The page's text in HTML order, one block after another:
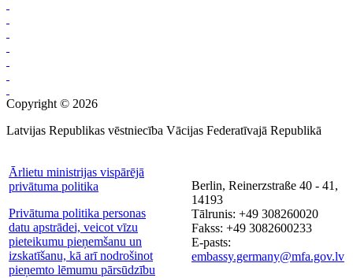
Copyright © 2026
Latvijas Republikas vēstniecība Vācijas Federatīvajā Republikā
Ārlietu ministrijas vispārējā
privātuma politika
Privātuma politika personas
datu apstrādei, veicot vīzu
pieteikumu pieņemšanu un
izskatīšanu, kā arī nodrošinot
pieņemto lēmumu pārsūdzību
Berlin, Reinerzstraße 40 - 41,
14193
Tālrunis: +49 308260020
Fakss: +49 3082600233
E-pasts:
embassy.germany@mfa.gov.lv